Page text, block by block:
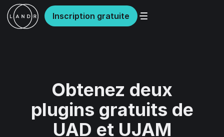
Inscription gratuite
Obtenez deux
plugins gratuits de
UAD et UJAM